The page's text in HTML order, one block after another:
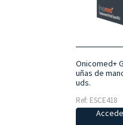
Onicomed+
uñas de
uds.
Ref: ESCE418